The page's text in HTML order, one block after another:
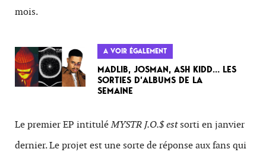
mois.
A VOIR ÉGALEMENT
MADLIB, JOSMAN, ASH KIDD… LES
SORTIES D’ALBUMS DE LA
SEMAINE
Le premier EP intituléMYSTR J.O.$ estsorti en janvier
dernier. Le projet est une sorte de réponse aux fans qui